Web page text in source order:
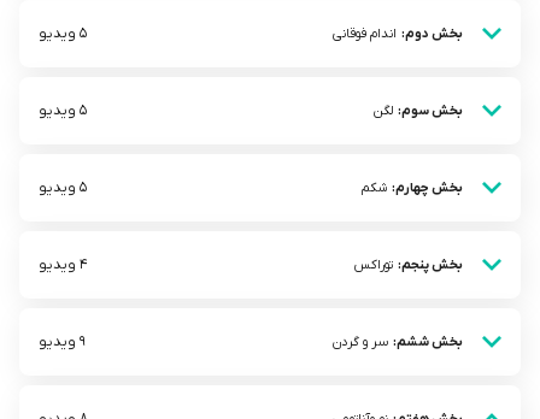
بخش دوم: اندام فوقانی 5 ویدیو
بخش سوم: لگن 5 ویدیو
بخش چهارم: شکم 5 ویدیو
بخش پنجم: توراکس 4 ویدیو
بخش ششم: سر و گردن 9 ویدیو